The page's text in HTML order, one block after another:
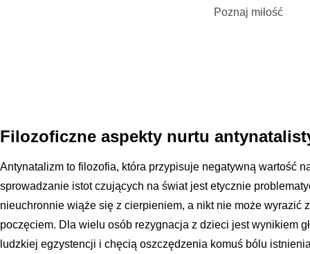
Poznaj miłość
Filozoficzne aspekty nurtu
Antynatalizm to filozofia, która przypisuje negatywną wartość
sprowadzanie istot czujących na świat jest etycznie
nieuchronnie wiąże się z cierpieniem, a nikt nie może wyrazić
poczęciem. Dla wielu osób rezygnacja z dzieci jest wynikiem
ludzkiej egzystencji i chęcią oszczędzenia komuś bólu